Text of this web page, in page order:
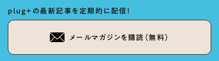
plug+の最新記事を定期的に配信！
メールマガジンを購読（無料）